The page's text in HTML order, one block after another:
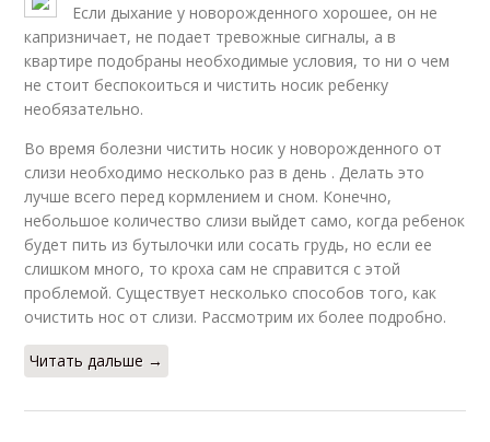
Если дыхание у новорожденного хорошее, он не
капризничает, не подает тревожные сигналы, а в
квартире подобраны необходимые условия, то ни о чем
не стоит беспокоиться и чистить носик ребенку
необязательно.
Во время болезни чистить носик у новорожденного от
слизи необходимо несколько раз в день . Делать это
лучше всего перед кормлением и сном. Конечно,
небольшое количество слизи выйдет само, когда ребенок
будет пить из бутылочки или сосать грудь, но если ее
слишком много, то кроха сам не справится с этой
проблемой. Существует несколько способов того, как
очистить нос от слизи. Рассмотрим их более подробно.
Читать дальше →